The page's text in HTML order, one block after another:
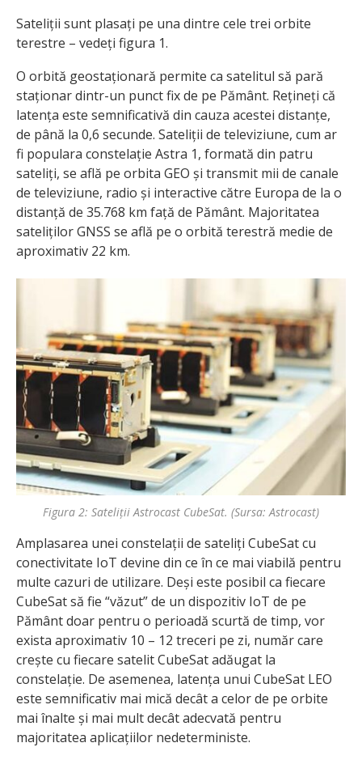
Sateliții sunt plasați pe una dintre cele trei orbite
terestre – vedeți figura 1.
O orbită geostaționară permite ca satelitul să pară
staționar dintr-un punct fix de pe Pământ. Rețineți că
latența este semnificativă din cauza acestei distanțe,
de până la 0,6 secunde. Sateliții de televiziune, cum ar
fi populara constelație Astra 1, formată din patru
sateliți, se află pe orbita GEO și transmit mii de canale
de televiziune, radio și interactive către Europa de la o
distanță de 35.768 km față de Pământ. Majoritatea
sateliților GNSS se află pe o orbită terestră medie de
aproximativ 22 km.
Figura 2: Sateliții Astrocast CubeSat. (Sursa: Astrocast)
Amplasarea unei constelații de sateliți CubeSat cu
conectivitate IoT devine din ce în ce mai viabilă pentru
multe cazuri de utilizare. Deși este posibil ca fiecare
CubeSat să fie “văzut” de un dispozitiv IoT de pe
Pământ doar pentru o perioadă scurtă de timp, vor
exista aproximativ 10 – 12 treceri pe zi, număr care
crește cu fiecare satelit CubeSat adăugat la
constelație. De asemenea, latența unui CubeSat LEO
este semnificativ mai mică decât a celor de pe orbite
mai înalte și mai mult decât adecvată pentru
majoritatea aplicațiilor nedeterministe.